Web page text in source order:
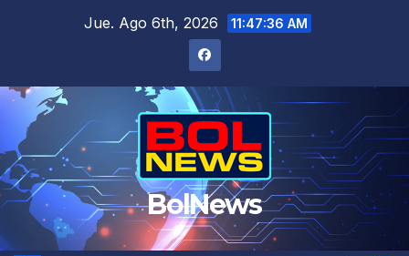
Jue. Ago 6th, 2026 11:47:37 AM
BolNews